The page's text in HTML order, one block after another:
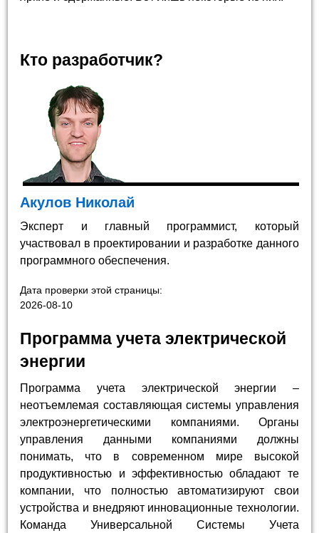
Кто разработчик?
Акулов Николай
Эксперт и главный программист, который
участвовал в проектировании и разработке данного
программного обеспечения.
Дата проверки этой страницы:
2026-08-10
Программа учета электрической
энергии
Программа учета электрической энергии –
неотъемлемая составляющая системы управления
электроэнергетическими компаниями. Органы
управления данными компаниями должны
понимать, что в современном мире высокой
продуктивностью и эффективностью обладают те
компании, что полностью автоматизируют свои
устройства и внедряют инновационные технологии.
Команда Универсальной Системы Учета